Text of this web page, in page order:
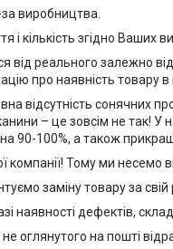
виробництва.
кількість згідно Ваших
від реального залежно
про наявність товару в
відсутність сонячних
– це зовсім не так! У
90-100%, а також
Тому ми несемо
заміну товару за
наявності дефектів,
не оглянутого на пошті